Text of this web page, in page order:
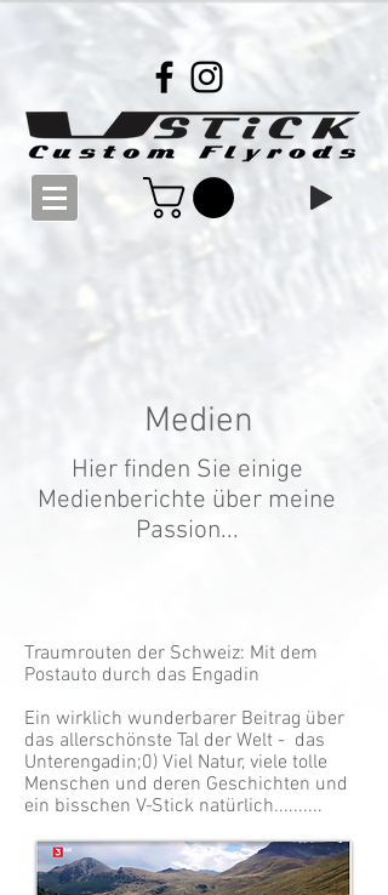
Medien
Hier finden Sie einige
Medienberichte über meine
Passion...
Traumrouten der Schweiz: Mit dem
Postauto durch das Engadin
Ein wirklich wunderbarer Beitrag über
das allerschönste Tal der Welt - das
Unterengadin;0) Viel Natur, viele tolle
Menschen und deren Geschichten und
ein bisschen V-Stick natürlich..........